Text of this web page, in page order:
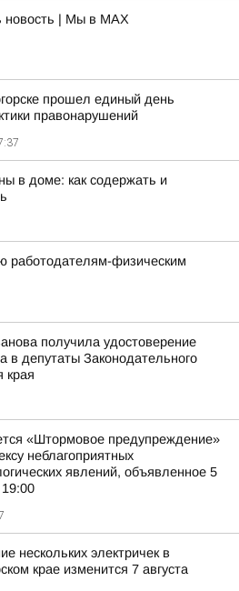
новость | Мы в MAX
прошел единый день
правонарушений
в доме: как содержать и
работодателям-физическим
получила удостоверение
в депутаты Законодательного
края
«Штормовое предупреждение»
неблагоприятных
явлений, объявленное 5
19:00
нескольких электричек в
крае изменится 7 августа